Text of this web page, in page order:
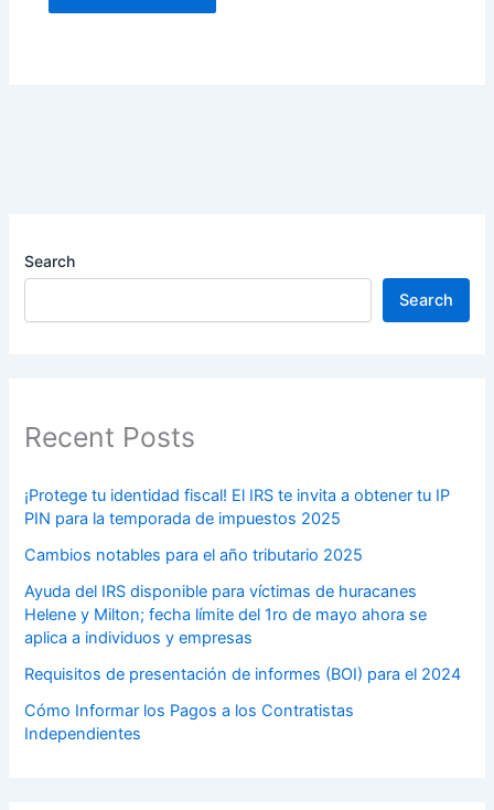
Search
Search
Recent Posts
¡Protege tu identidad fiscal! El IRS te invita a obtener tu IP
PIN para la temporada de impuestos 2025
Cambios notables para el año tributario 2025
Ayuda del IRS disponible para víctimas de huracanes
Helene y Milton; fecha límite del 1ro de mayo ahora se
aplica a individuos y empresas
Requisitos de presentación de informes (BOI) para el 2024
Cómo Informar los Pagos a los Contratistas
Independientes